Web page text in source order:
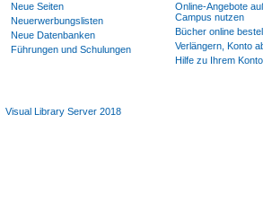
Neue Seiten
Neuerwerbungslisten
Neue Datenbanken
Führungen und Schulungen
Online-Angebote
Campus nutzen
Bücher online
Verlängern, Konto
Hilfe zu Ihrem Konto
Visual Library Server 2018